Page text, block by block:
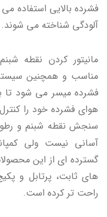
فشرده بالایی استفاده
آلودگی شناخته می شوند.
مناسب و همچنین
فشرده میسر می شود تا
هوای فشرده خود را
سنجش نقطه شبنم و
آسانی نیست ولی
گسترده ای از این
های ثابت، پرتابل و
راحت تر کرده است.